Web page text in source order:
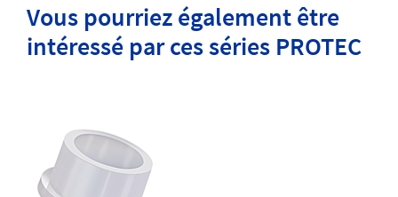
Vous pourriez également être
intéressé par ces séries PROTEC